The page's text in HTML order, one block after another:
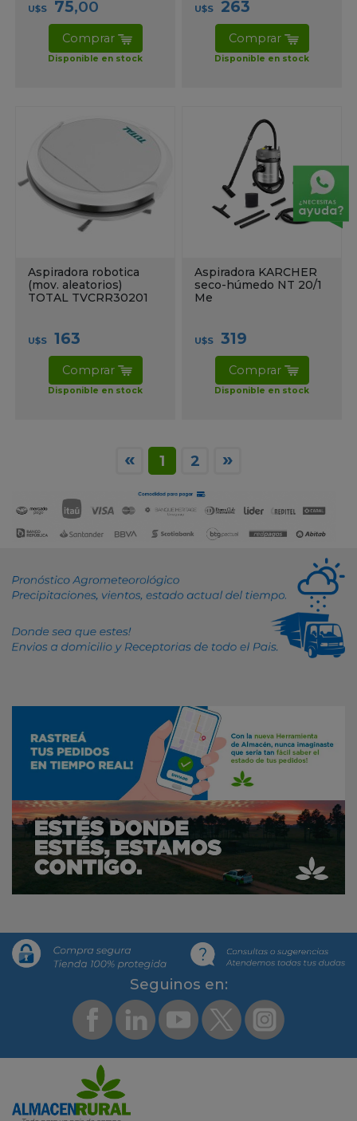
U$S 75,00
Disponible en stock
Comprar
U$S 263
Disponible en stock
Comprar
Aspiradora robotica
(mov. aleatorios)
TOTAL TVCRR30201
U$S 163
Disponible en stock
Comprar
Aspiradora KARCHER
seco-húmedo NT 20/1
Me
U$S 319
Disponible en stock
Comprar
« 1 2 »
Segui­nos en: